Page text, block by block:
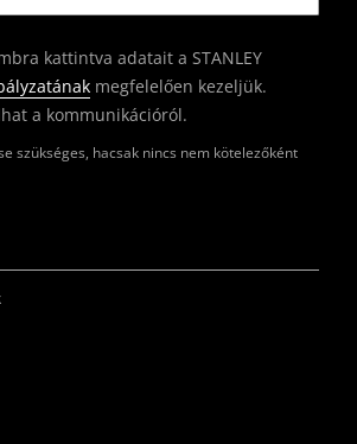
szükséges, hacsak nincs nem kötelezőként
kattintva adatait a STANLEY
megfelelően kezeljük.
a kommunikációról.